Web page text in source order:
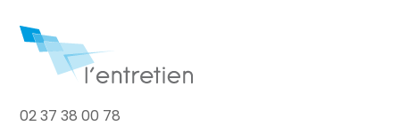
02 37 38 00 78